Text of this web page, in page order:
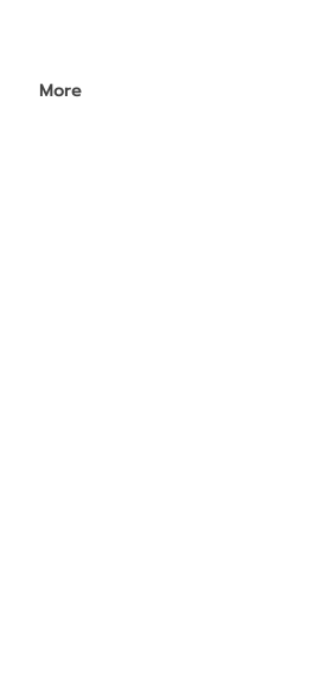
More